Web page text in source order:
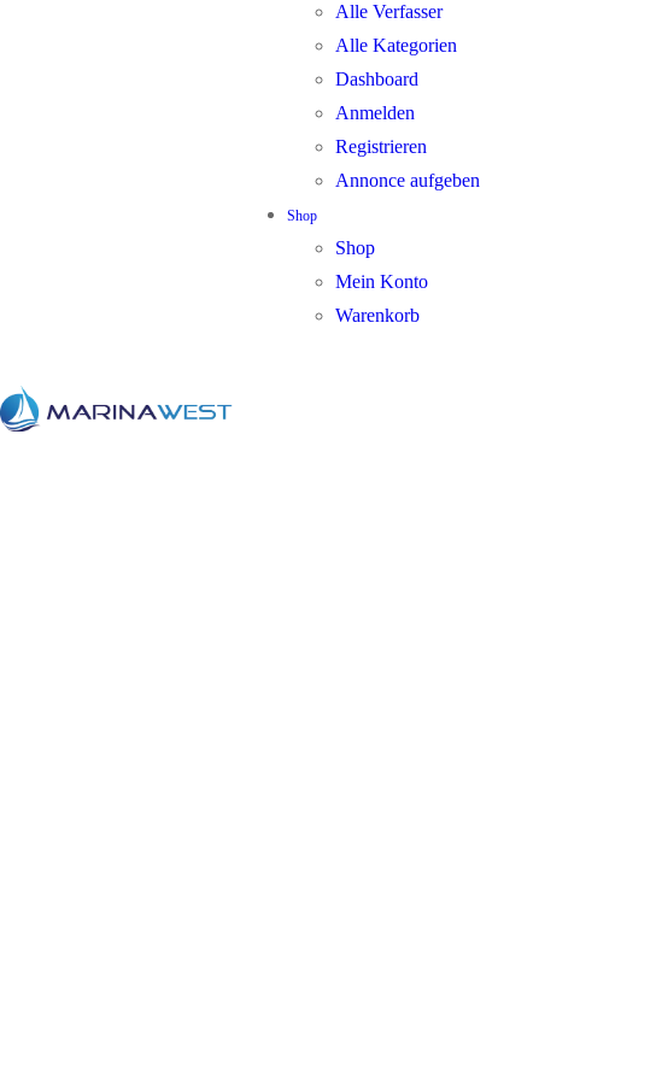
Alle Verfasser
Alle Kategorien
Dashboard
Anmelden
Registrieren
Annonce aufgeben
Shop
Shop
Mein Konto
Warenkorb